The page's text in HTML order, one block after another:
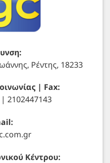
Ρέντης, 18233
| Fax:
2102447143
Κέντρου: